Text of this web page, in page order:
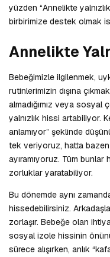
yüzden “Annelikte
birbirimize destek olmak
Annelikte
Bebeğimizle ilgilenmek,
rutinlerimizin dışına
almadığımız veya sosyal
yalnızlık hissi artabiliyor.
anlamıyor” şeklinde
tek veriyoruz, hatta
ayıramıyoruz. Tüm
zorluklar yaratabiliyor.
Bu dönemde aynı
hissedebilirsiniz.
zorlaşır. Bebeğe olan
sosyal izole hissinin
sürece alışırken, anlık